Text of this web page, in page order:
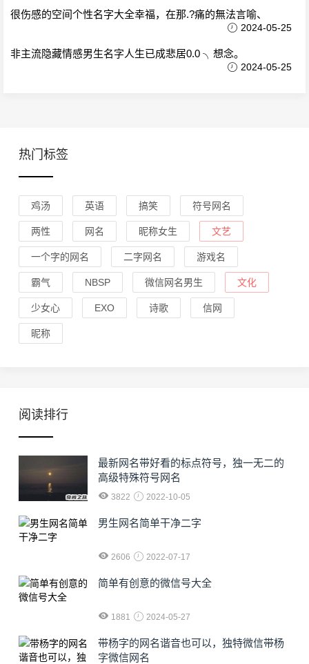
很伤感的空间个性名字大全幸福，在那.?痛的無法言喻、
2024-05-25
非主流隐藏情感男生名字人生已成悲居0.0 ╮想念。
2024-05-25
热门标签
鸡汤 英语 搞笑 符号网名
两性 网名 昵称女生 文艺
一个字的网名 二字网名 游戏名
霸气 NBSP 微信网名男生 文化
少女心 EXO 诗歌 信网
昵称
阅读排行
最新网名带好看的标点符号，独一无二的
高级特殊符号网名
3822 2022-10-05
男生网名简单干净二字
2606 2022-07-17
简单有创意的微信号大全
1881 2024-05-27
​带杨字的网名谐音也可以，独特微信带杨
字微信网名